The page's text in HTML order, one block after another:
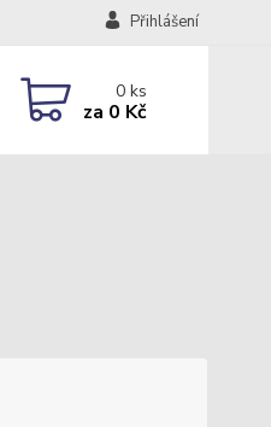
Přihlášení
0ks
za 0 Kč